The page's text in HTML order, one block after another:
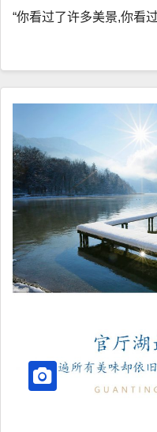
“你看过了许多美景,你看